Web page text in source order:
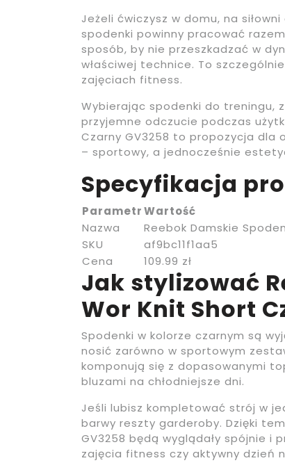
Jeżeli ćwiczysz w domu, na
spodenki powinny pracować
sposób, by nie przeszkadzać w
właściwej technice. To
zajęciach fitness.
Wybierając spodenki do treningu,
przyjemne odczucie podczas
Czarny GV3258 to propozycja dla
– sportowy, a jednocześnie
Specyfikacja
ParametrWartość
Nazwa
Reebok Damskie
SKU
af9bc11f1aa5
Cena
109.99 zł
Jak stylizować
Wor Knit Short
Spodenki w kolorze czarnym są
nosić zarówno w sportowym
komponują się z dopasowanymi
bluzami na chłodniejsze dni.
Jeśli lubisz kompletować strój w
barwy reszty garderoby. Dzięki
GV3258 będą wyglądały spójnie i
zajęcia fitness czy aktywny dzień